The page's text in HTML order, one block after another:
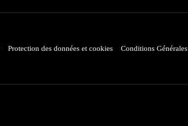
Protection des données et cookies Conditions Générales